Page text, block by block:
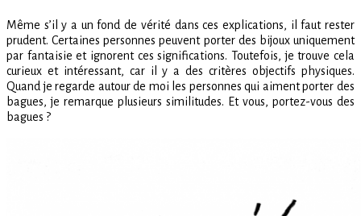
Même s’il y a un fond de vérité dans ces explications, il faut rester
prudent. Certaines personnes peuvent porter des bijoux uniquement
par fantaisie et ignorent ces significations. Toutefois, je trouve cela
curieux et intéressant, car il y a des critères objectifs physiques.
Quand je regarde autour de moi les personnes qui aiment porter des
bagues, je remarque plusieurs similitudes. Et vous, portez-vous des
bagues ?